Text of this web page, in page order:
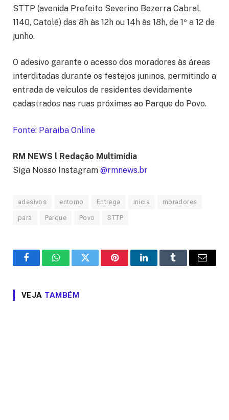
STTP (avenida Prefeito Severino Bezerra Cabral,
1140, Catolé) das 8h às 12h ou 14h às 18h, de 1º a 12 de
junho.
O adesivo garante o acesso dos moradores às áreas
interditadas durante os festejos juninos, permitindo a
entrada de veículos de residentes devidamente
cadastrados nas ruas próximas ao Parque do Povo.
Fonte: Paraiba Online
RM NEWS l Redação Multimídia
Siga Nosso Instagram @rmnews.br
adesivos entorno Entrega inicia moradores
para Parque Povo STTP
FacebookWhatsAppTwitter PinterestLinkedInTumblr Email
VEJA TAMBÉM